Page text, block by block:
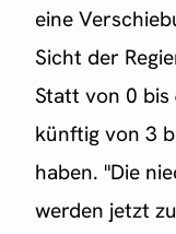
eine
Sicht der
Statt von 0 bis
künftig von 3
haben. "Die
werden jetzt